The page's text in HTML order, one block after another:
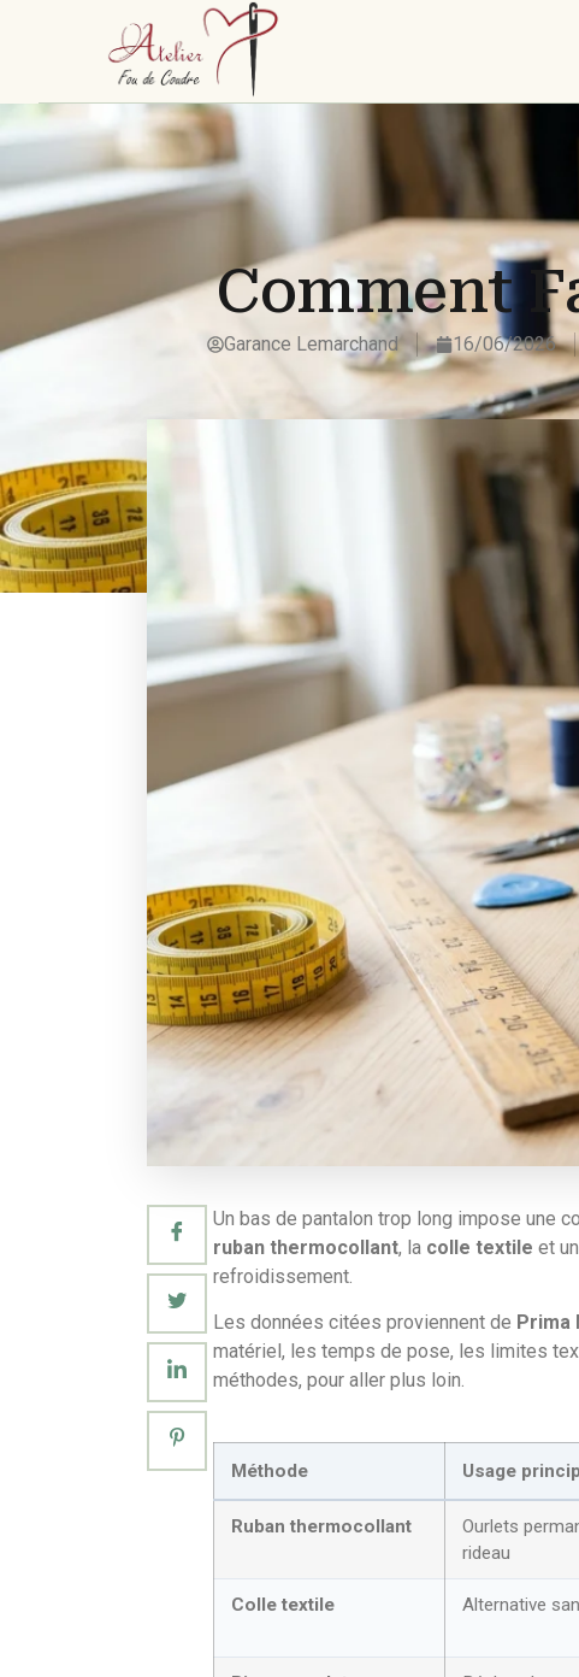
Comment
Garance Lemarchand 16/06/2026
Un bas de pantalon trop long impose une
ruban thermocollant, la colle textile et
refroidissement.
Les données citées proviennent de Prima
matériel, les temps de pose, les limites
méthodes, pour aller plus loin.
Méthode Usage
Ruban thermocollant
Ourlets
rideau
Colle textile Alternative